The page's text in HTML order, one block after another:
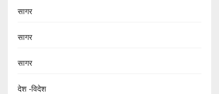
सागर
सागर
सागर
देश -विदेश